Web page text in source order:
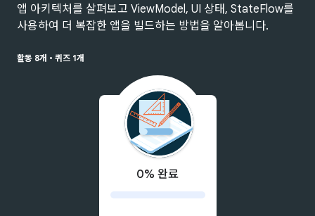
앱 아키텍처를 살펴보고 ViewModel, UI 상태, StateFlow를
사용하여 더 복잡한 앱을 빌드하는 방법을 알아봅니다.
활동 8개 • 퀴즈 1개
0% 완료